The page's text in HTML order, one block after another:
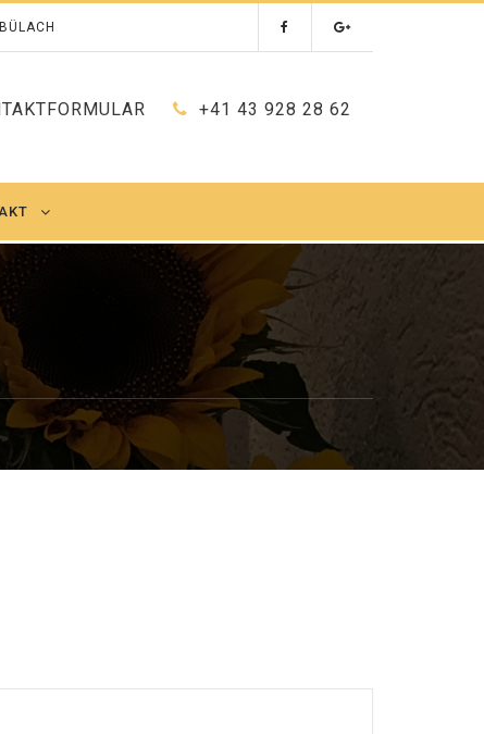
+41 43 928 28 62